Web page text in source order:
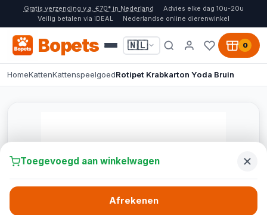
Gratis verzending v.a. €70* in Nederland
Advies elke dag 10u-20u
Veilig betalen via iDEAL
Nederlandse online dierenwinkel
Bopets 🇳🇱 0
HomeKattenKattenspeelgoedRotipet Krabkarton Yoda Bruin
Toegevoegd aan winkelwagen
Afrekenen